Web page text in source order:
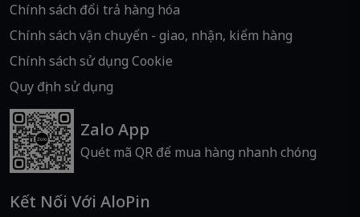
Chính sách đổi trả hàng hóa
Chính sách vận chuyển - giao, nhận, kiểm hàng
Chính sách sử dụng Cookie
Quy định sử dụng
Zalo App
Quét mã QR để mua hàng nhanh chóng
Kết Nối Với AloPin